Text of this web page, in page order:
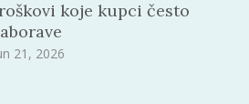
koje kupci često
21, 2026